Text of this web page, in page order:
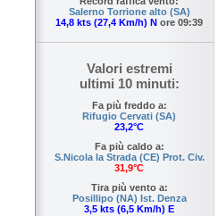
Salerno Torrione alto (SA)
14,8 kts (27,4 Km/h) N ore 09:39
Valori estremi
ultimi 10 minuti:
Fa più freddo a:
Rifugio Cervati (SA)
23,2°C
Fa più caldo a:
S.Nicola la Strada (CE) Prot. Civ.
31,9°C
Tira più vento a:
Posillipo (NA) Ist. Denza
3,5 kts (6,5 Km/h) E